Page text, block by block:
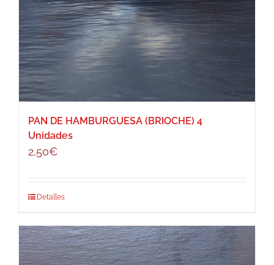
PAN DE HAMBURGUESA (BRIOCHE) 4
Unidades
2,50€
Detalles